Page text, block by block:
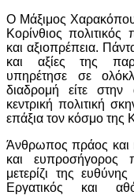
Ο Μάξιμος
Κορίνθιος πολιτικός
και αξιοπρέπεια.
και αξίες της
υπηρέτησε σε
διαδρομή είτε στην
κεντρική πολιτική
επάξια τον κόσμο της
Άνθρωπος πράος και
και ευπροσήγορος
μετερίζι της
Εργατικός και